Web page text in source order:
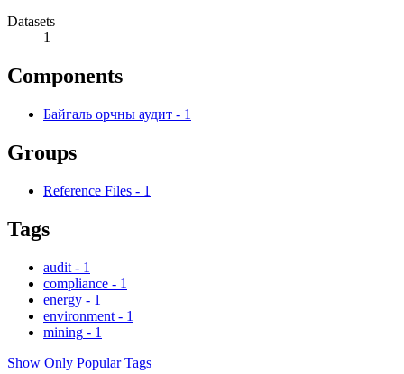
Datasets
1
Components
Байгаль орчны аудит - 1
Groups
Reference Files - 1
Tags
audit - 1
compliance - 1
energy - 1
environment - 1
mining - 1
Show Only Popular Tags